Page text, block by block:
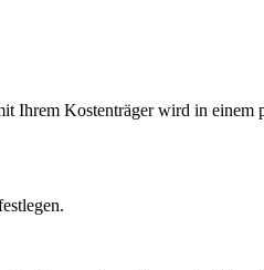
Ihrem Kostenträger wird in